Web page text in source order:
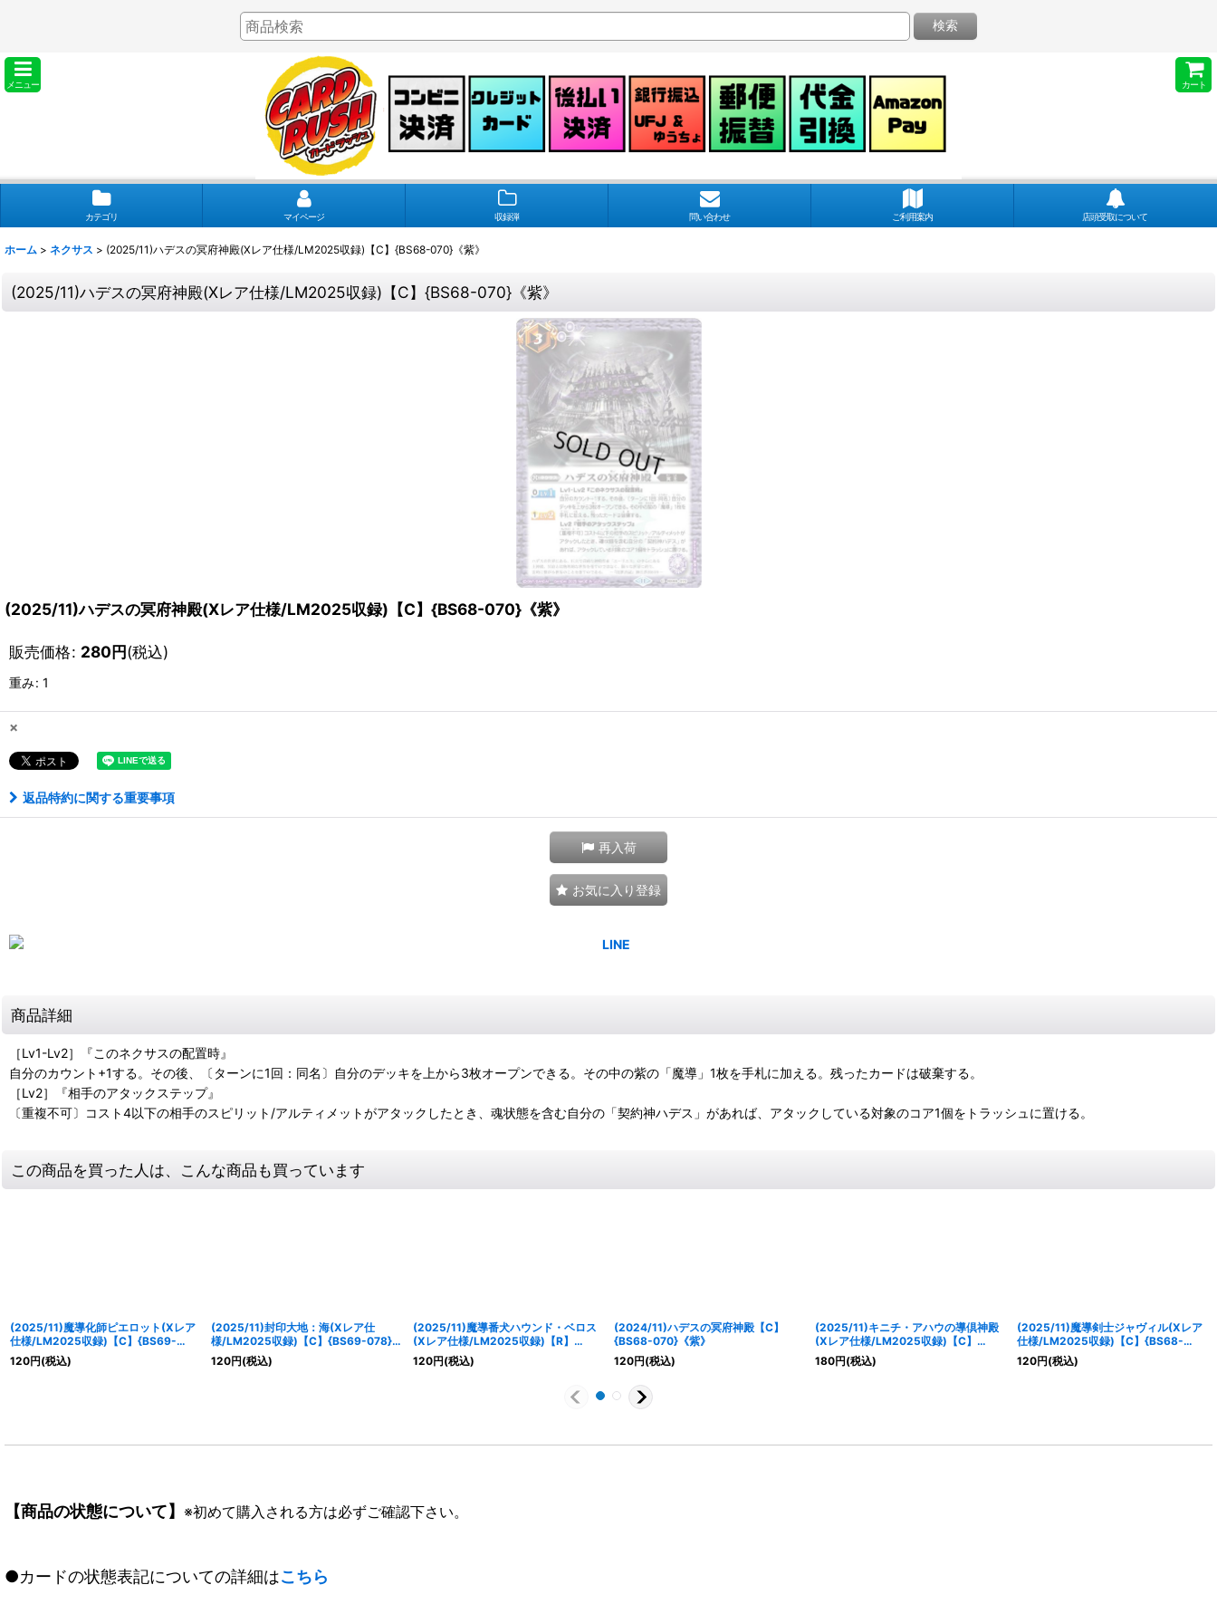
メニュー カート
検索
カテゴリ マイページ 収録弾 問い合わせ ご利用案内 店頭受取について
ホーム > ネクサス > (2025/11)ハデスの冥府神殿(Xレア仕様/LM2025収録)【C】{BS68-070}《紫》
(2025/11)ハデスの冥府神殿(Xレア仕様/LM2025収録)【C】{BS68-070}《紫》
(2025/11)ハデスの冥府神殿(Xレア仕様/LM2025収録)【C】{BS68-070}《紫》
販売価格: 280円(税込)
重み: 1
×
返品特約に関する重要事項
再入荷
お気に入り登録
商品詳細
［Lv1-Lv2］『このネクサスの配置時』
自分のカウント+1する。その後、〔ターンに1回：同名〕自分のデッキを上から3枚オープンできる。その中の紫の「魔導」1枚を手札に加える。残ったカードは破棄する。
［Lv2］『相手のアタックステップ』
〔重複不可〕コスト4以下の相手のスピリット/アルティメットがアタックしたとき、魂状態を含む自分の「契約神ハデス」があれば、アタックしている対象のコア1個をトラッシュに置ける。
この商品を買った人は、こんな商品も買っています
(2025/11)魔導化師ピエロット(Xレア
仕様/LM2025収録)【C】{BS69-
012}《紫》
120円(税込)
(2025/11)封印大地：海(Xレア仕
様/LM2025収録)【C】{BS69-078}
《青》
120円(税込)
(2025/11)魔導番犬ハウンド・ベロス
(Xレア仕様/LM2025収録)【R】
{BS68-014}《紫》
120円(税込)
(2024/11)ハデスの冥府神殿【C】
{BS68-070}《紫》
120円(税込)
(2025/11)キニチ・アハウの導倶神殿
(Xレア仕様/LM2025収録)【C】
{BS68-073}《黄》
180円(税込)
(2025/11)魔導剣士ジャヴィル(Xレア
仕様/LM2025収録)【C】{BS68-
019}《紫》
120円(税込)
【商品の状態について】 ※初めて購入される方は必ずご確認下さい。
●カードの状態表記についての詳細はこちら